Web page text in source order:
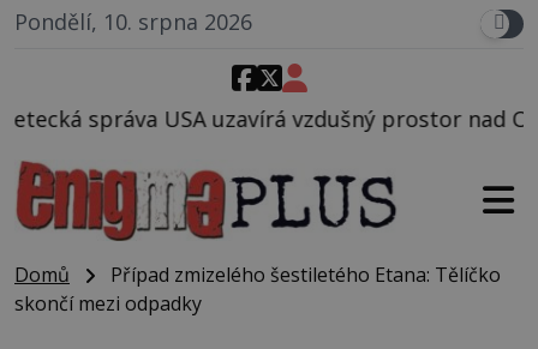
Pondělí, 10. srpna 2026
vzdušný prostor nad Oblastí 51, mohlo to
Domů
Případ zmizelého šestiletého Etana: Tělíčko
skončí mezi odpadky